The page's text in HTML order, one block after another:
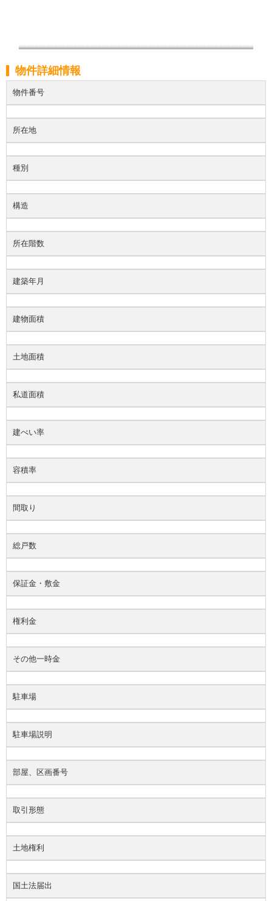
物件詳細情報
物件番号
所在地
種別
構造
所在階数
建築年月
建物面積
土地面積
私道面積
建ぺい率
容積率
間取り
総戸数
保証金・敷金
権利金
その他一時金
駐車場
駐車場説明
部屋、区画番号
取引形態
土地権利
国土法届出